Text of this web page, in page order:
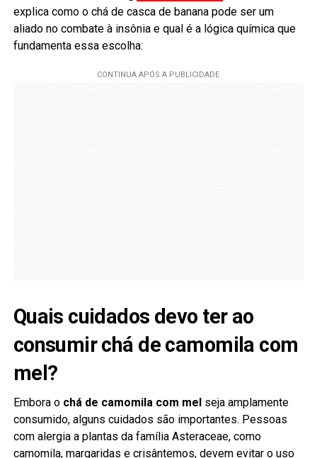
explica como o chá de casca de banana pode ser um
aliado no combate à insônia e qual é a lógica química que
fundamenta essa escolha:
Quais cuidados devo ter ao
consumir chá de camomila com
mel?
Embora o chá de camomila com melseja amplamente
consumido, alguns cuidados são importantes. Pessoas
com alergia a plantas da família Asteraceae, como
camomila, margaridas e crisântemos, devem evitar o uso